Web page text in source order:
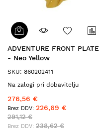
ADVENTURE FRONT PLATE
- Neo Yellow
SKU: 860202411
Na zalogi pri dobavitelju
276,56 €
226,69 €
291,12 €
238,62 €